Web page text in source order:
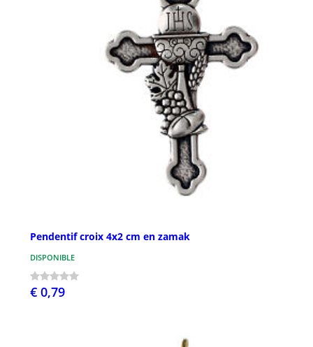
Pendentif croix 4x2 cm en zamak
DISPONIBLE
€ 0,79